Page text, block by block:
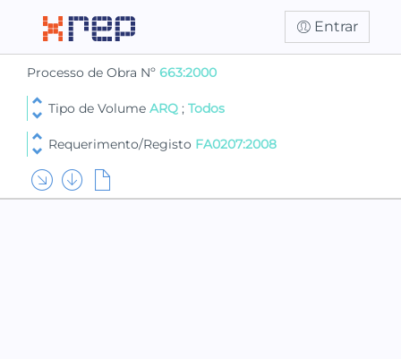
Entrar
Processo de Obra Nº 663:2000
Tipo de Volume ARQ ; Todos
Requerimento/Registo FA0207:2008